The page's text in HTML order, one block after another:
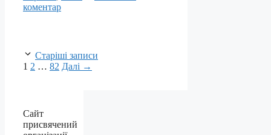
коментар
Старіші записи
Сторінка
1 Сторінка
2 … Сторінка
82 Далі →
Сайт
присвячений